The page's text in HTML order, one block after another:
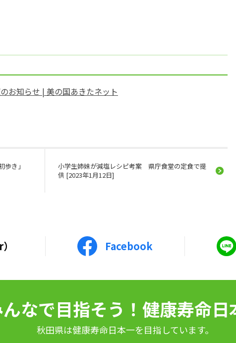
お知らせ | 美の国あきたネット
歩き」
小学生姉妹が減塩レシピ考案 県庁食堂の定食で提
供 [2023年1月12日]
Facebook
なで目指そう！健康寿命日
秋田県は健康寿命日本一を目指しています。